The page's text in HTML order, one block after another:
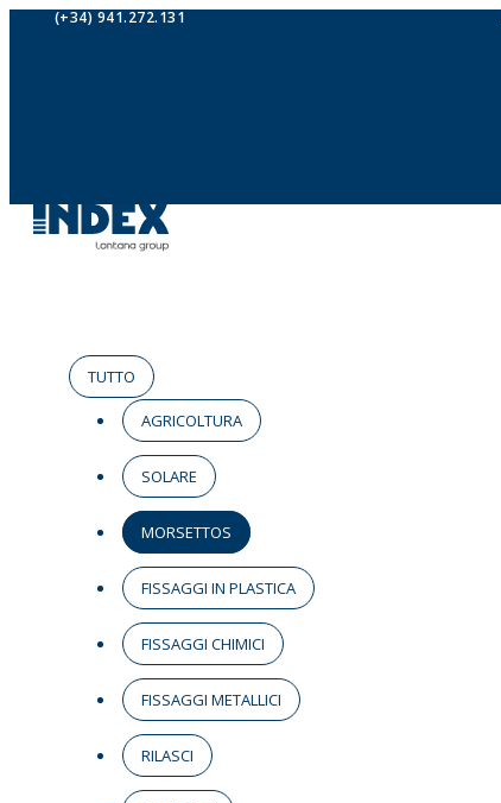
(+34) 941.272.131
TUTTO
AGRICOLTURA
SOLARE
MORSETTOS
FISSAGGI IN PLASTICA
FISSAGGI CHIMICI
FISSAGGI METALLICI
RILASCI